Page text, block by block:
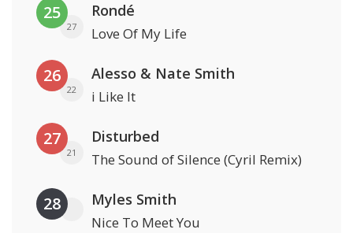
25
27
Rondé
Love Of My Life
26
22
Alesso & Nate Smith
i Like It
27
21
Disturbed
The Sound of Silence (Cyril Remix)
28 Myles Smith
Nice To Meet You